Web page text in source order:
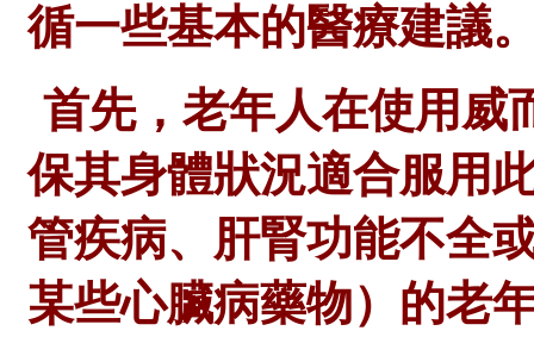
循一些基本的醫療建議
首先，老年人在使用威
保其身體狀況適合服用
管疾病、肝腎功能不全
某些心臟病藥物）的老